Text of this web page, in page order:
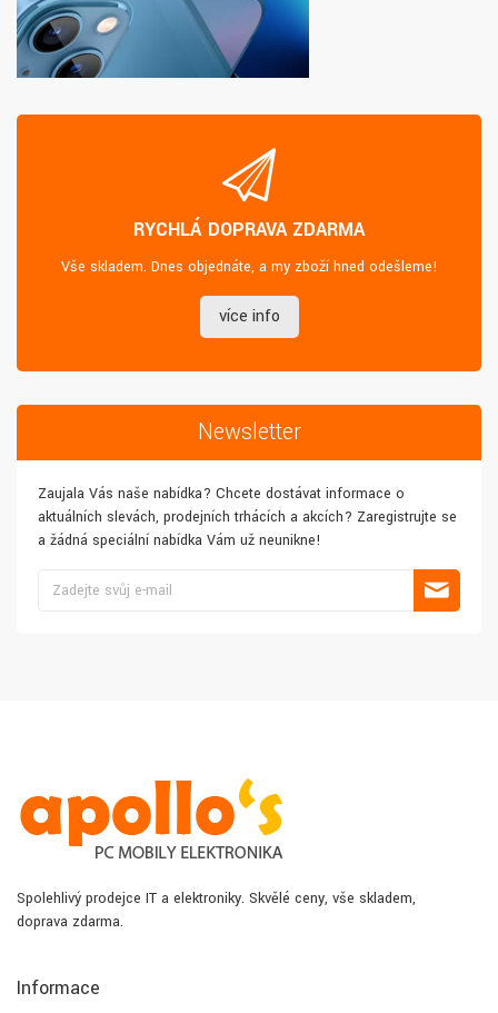
RYCHLÁ DOPRAVA ZDARMA
Vše skladem. Dnes objednáte, a my zboží hned odešleme!
více info
Newsletter
Zaujala Vás naše nabídka? Chcete dostávat informace o
aktuálních slevách, prodejních trhácích a akcích? Zaregistrujte se
a žádná speciální nabídka Vám už neunikne!
Spolehlivý prodejce IT a elektroniky. Skvělé ceny, vše skladem,
doprava zdarma.
Informace